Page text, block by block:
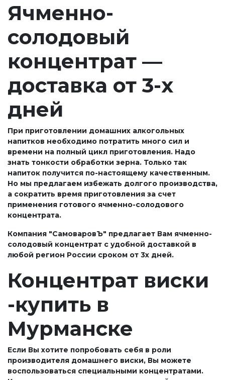
Ячменно-
солодовый
концентрат —
доставка от 3-х
дней
При приготовлении домашних алкогольных
напитков необходимо потратить много сил и
времени на полный цикл приготовления. Надо
знать тонкости обработки зерна. Только так
напиток получится по-настоящему качественным.
Но мы предлагаем избежать долгого производства,
а сократить время приготовления за счет
применения готового ячменно-солодового
концентрата.
Компания "СамоваровЪ" предлагает Вам ячменно-
солодовый концентрат с удобной доставкой в
любой регион России сроком от 3х дней.
Концентрат виски
-купить в
Мурманске
Если Вы хотите попробовать себя в роли
производителя домашнего виски, Вы можете
воспользоваться специальными концентратами.